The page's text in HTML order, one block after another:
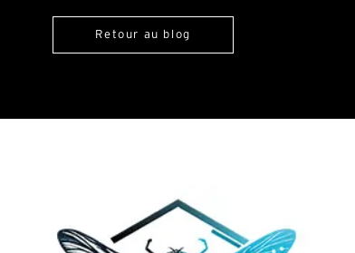
Retour au blog